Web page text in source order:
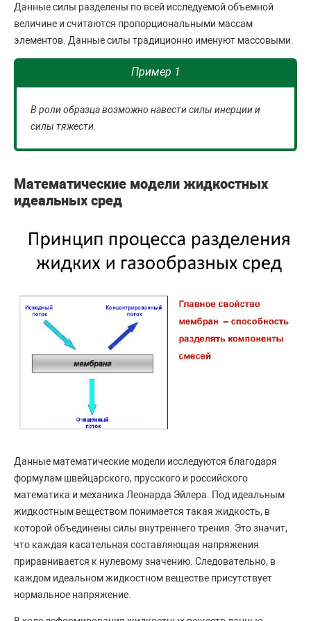
Данные силы разделены по всей исследуемой объемной
величине и считаются пропорциональными массам
элементов. Данные силы традиционно именуют массовыми.
Пример 1
В роли образца возможно навести силы инерции и
силы тяжести.
Математические модели жидкостных
идеальных сред
Данные математические модели исследуются благодаря
формулам швейцарского, прусского и российского
математика и механика Леонарда Эйлера. Под идеальным
жидкостным веществом понимается такая жидкость, в
которой объединены силы внутреннего трения. Это значит,
что каждая касательная составляющая напряжения
приравнивается к нулевому значению. Следовательно, в
каждом идеальном жидкостном веществе присутствует
нормальное напряжение.